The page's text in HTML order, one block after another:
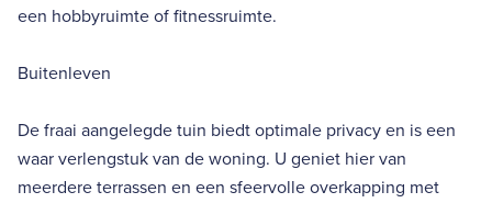
een hobbyruimte of fitnessruimte.
Buitenleven
De fraai aangelegde tuin biedt optimale privacy en is een
waar verlengstuk van de woning. U geniet hier van
meerdere terrassen en een sfeervolle overkapping met